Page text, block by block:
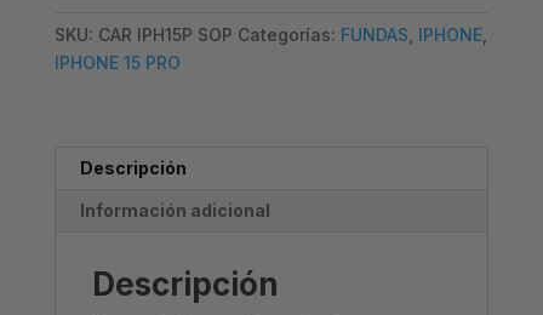
SKU: CAR IPH15P SOP Categorías: FUNDAS IPHONE,
IPHONE 15 PRO
Descripción
Información adicional
Descripción